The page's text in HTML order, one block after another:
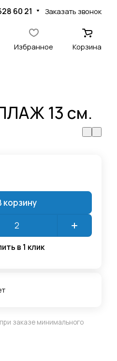
60 21 Заказать звонок
Избранное Корзина
13 см.
корзину
в 1 клик
заказе минимального